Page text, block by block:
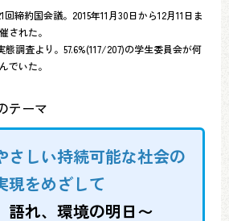
締約国会議。2015年11月30日から12月11日ま
された。
態調査より。57.6%(117/207)の学生委員会が何
でいた。
テーマ
さしい持続可能な社会の
現をめざして
語れ、環境の明日〜